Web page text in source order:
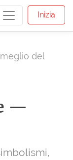
Inizia
del
—